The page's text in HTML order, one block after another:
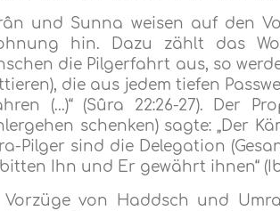
und Sunna weisen auf den
hin. Dazu zählt das
die Pilgerfahrt aus, so
die aus jedem tiefen
(...)“ (Sûra 22:26-27). Der
schenken) sagte: „Der
Pilger sind die Delegation
Ihn und Er gewährt ihnen“
Vorzüge von Haddsch und